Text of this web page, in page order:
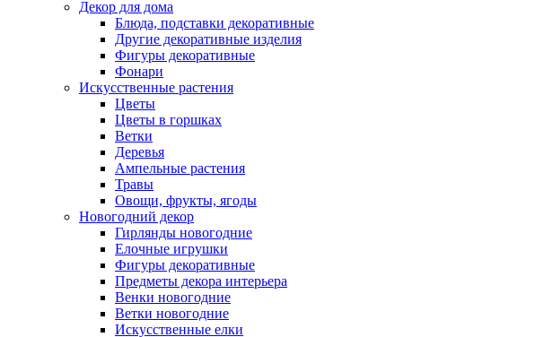
Декор для дома
Блюда, подставки декоративные
Другие декоративные изделия
Фигуры декоративные
Фонари
Искусственные растения
Цветы
Цветы в горшках
Ветки
Деревья
Ампельные растения
Травы
Овощи, фрукты, ягоды
Новогодний декор
Гирлянды новогодние
Елочные игрушки
Фигуры декоративные
Предметы декора интерьера
Венки новогодние
Ветки новогодние
Искусственные елки